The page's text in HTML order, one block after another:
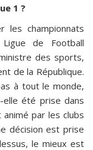
1 ?
les championnats
de Football
des sports,
de la République.
à tout le monde,
elle été prise dans
par les clubs
décision est prise
le mieux est